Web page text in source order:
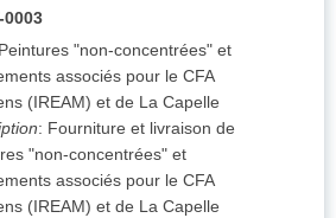
0003
Peintures "non-concentrées" et
associés pour le CFA
(IREAM) et de La Capelle
: Fourniture et livraison de
"non-concentrées" et
associés pour le CFA
(IREAM) et de La Capelle